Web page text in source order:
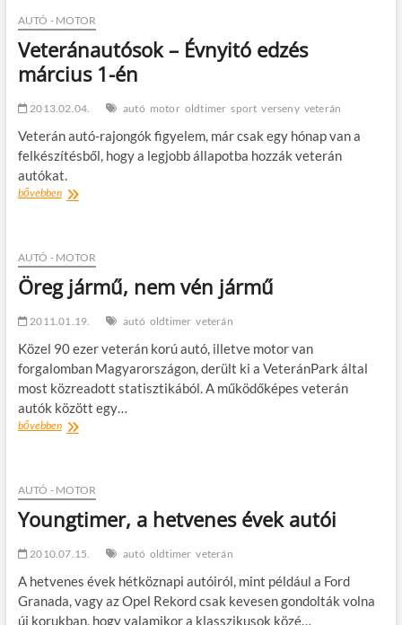
Fesztivál
5.000.000
cm3
és
lóerő
egy
helyen
AUTÓ - MOTOR
Veteránautósok – Évnyitó edzés
március 1-én
2013.02.04. autó motor oldtimer sport verseny veterán
Veterán autó-rajongók figyelem, már csak egy hónap van a
felkészítésből, hogy a legjobb állapotba hozzák veterán
autókat.
bővebbenVeteránautósok
március
én
AUTÓ - MOTOR
Öreg jármű, nem vén jármű
2011.01.19. autó oldtimer veterán
Közel 90 ezer veterán korú autó, illetve motor van
forgalomban Magyarországon, derült ki a VeteránPark által
most közreadott statisztikából. A működőképes veterán
autók között egy…
bővebbenÖreg
jármű
AUTÓ - MOTOR
Youngtimer, a hetvenes évek autói
2010.07.15. autó oldtimer veterán
A hetvenes évek hétköznapi autóiról, mint például a Ford
Granada, vagy az Opel Rekord csak kevesen gondolták volna
új korukban, hogy valamikor a klasszikusok közé…